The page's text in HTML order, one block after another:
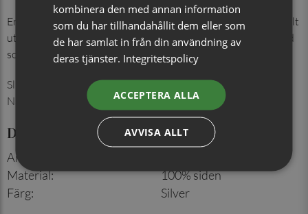
En färdigmatchad kombination för ett genomtänkt och stilfullt
uttryck – lika självklar i den egna garderoben som uppskattad
som present.
Slipsbredd: 7 cm
Näsduk: 30x30 cm
Detaljer
Artikelnummer
Material:
100% siden
Färg: Silver
kombinera den med annan information
som du har tillhandahållit dem eller som
de har samlat in från din användning av
deras tjänster. Integritetspolicy
ACCEPTERA ALLA
AVVISA ALLT